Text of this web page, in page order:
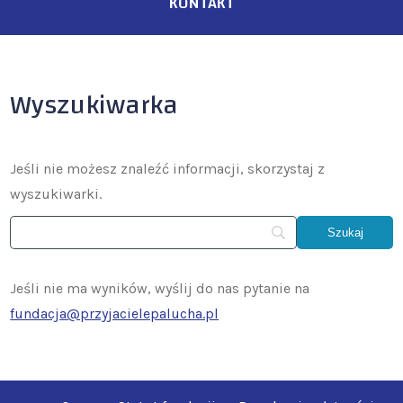
Wyszukiwarka
Jeśli nie możesz znaleźć informacji, skorzystaj z
wyszukiwarki.
Jeśli nie ma wyników, wyślij do nas pytanie na
fundacja@przyjacielepalucha.pl